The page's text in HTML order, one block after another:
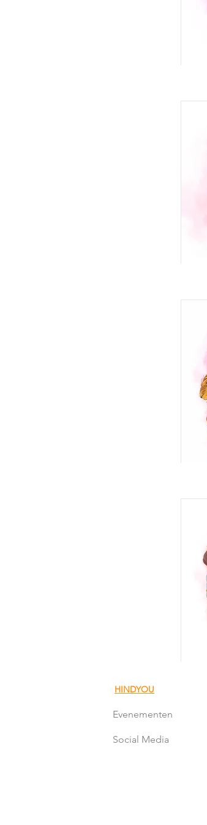
HINDYOU
Evenementen
Social Media